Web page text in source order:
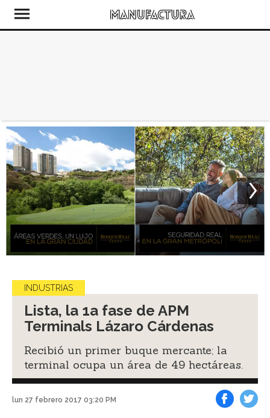
INDUSTRIAS
Lista, la 1a fase de APM
Terminals Lázaro Cárdenas
Recibió un primer buque mercante; la
terminal ocupa un área de 49 hectáreas.
lun 27 febrero 2017 03:20 PM